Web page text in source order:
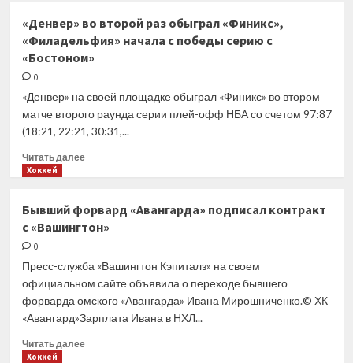
дня:
особая
ливрея
память
о
Брине
«Денвер» во второй раз обыграл «Финикс»,
«Филадельфия» начала с победы серию с
«Бостоном»
0
«Денвер» на своей площадке обыграл «Финикс» во втором
матче второго раунда серии плей-офф НБА со счетом 97:87
(18:21, 22:21, 30:31,...
Читать далееПрочитать
во
второй
обыграл
«Филадельфия»
начала
с
серию
Хоккей
Бывший форвард «Авангарда» подписал контракт
с «Вашингтон»
0
Пресс-служба «Вашингтон Кэпиталз» на своем
официальном сайте объявила о переходе бывшего
форварда омского «Авангарда» Ивана Мирошниченко.© ХК
«Авангард»Зарплата Ивана в НХЛ...
Читать далееПрочитать
Хоккей